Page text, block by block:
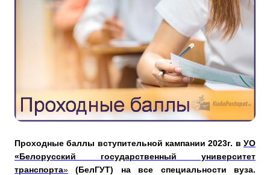
Проходные баллы вступительной кампании 2023г. в УО
«Белорусский государственный университет
транспорта» (БелГУТ) на все специальности вуза.